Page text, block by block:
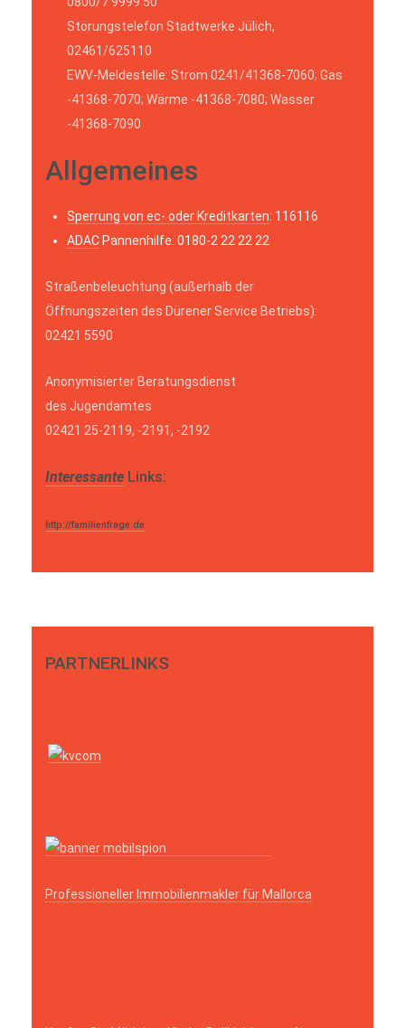
Störungstelefon Stadtwerke Jülich,
02461/625110
EWV-Meldestelle: Strom 0241/41368-7060; Gas
-41368-7070; Wärme -41368-7080; Wasser
-41368-7090
Allgemeines
Sperrung von ec- oder Kreditkarten: 116116
ADAC Pannenhilfe: 0180-2 22 22 22
Straßenbeleuchtung (außerhalb der
Öffnungszeiten des Dürener Service Betriebs):
02421 5590
Anonymisierter Beratungsdienst
des Jugendamtes
02421 25-2119, -2191, -2192
Interessante Links:
http://familienfrage.de
PARTNERLINKS
Professioneller Immobilienmakler für Mallorca